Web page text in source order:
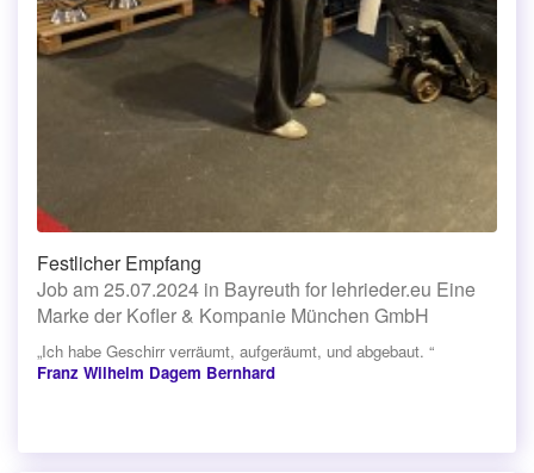
Festlicher Empfang
Job am 25.07.2024 in Bayreuth for lehrieder.eu Eine
Marke der Kofler & Kompanie München GmbH
„Ich habe Geschirr verräumt, aufgeräumt, und abgebaut. “
Franz Wilhelm Dagem Bernhard